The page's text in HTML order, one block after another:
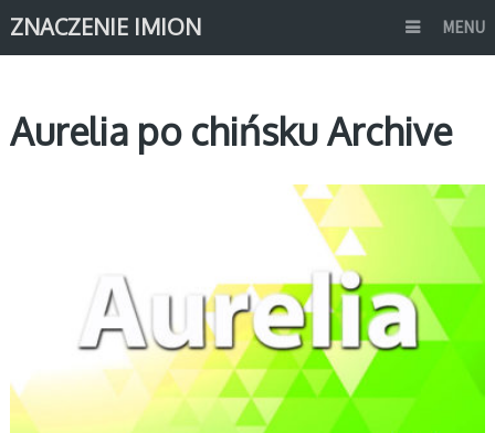
ZNACZENIE IMION MENU
Aurelia po chińsku Archive